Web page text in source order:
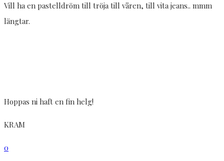
Vill ha en pastelldröm till tröja till våren, till vita jeans.. mmm
längtar.
Hoppas ni haft en fin helg!
KRAM
0